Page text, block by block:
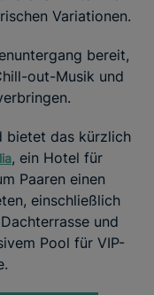
Variationen.
bereit,
out-Musik und
bietet das kürzlich
, ein Hotel für
Paaren einen
einschließlich
und
Pool für VIP-